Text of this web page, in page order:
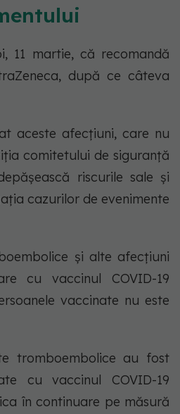
11 martie, că recomandă
după ce câteva
aceste afecțiuni, care nu
comitetului de siguranță
riscurile sale și
cazurilor de evenimente
și alte afecțiuni
cu vaccinul COVID-19
vaccinate nu este
tromboembolice au fost
cu vaccinul COVID-19
în continuare pe măsură